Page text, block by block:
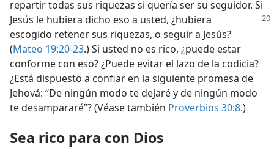
repartir todas sus riquezas si quería ser su seguidor. Si
Jesús le hubiera dicho eso a usted, ¿hubiera
escogido retener sus riquezas, o seguir a Jesús?
(Mateo 19:20-23.) Si usted no es rico, ¿puede estar
conforme con eso? ¿Puede evitar el lazo de la codicia?
¿Está dispuesto a confiar en la siguiente promesa de
Jehová: “De ningún modo te dejaré y de ningún modo
te desampararé”? (Véase también Proverbios 30:8.)
Sea rico para con Dios